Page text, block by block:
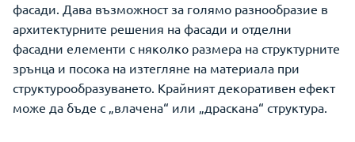
фасади. Дава възможност за голямо разнообразие в
архитектурните решения на фасади и отделни
фасадни елементи с няколко размера на структурните
зрънца и посока на изтегляне на материала при
структурообразуването. Крайният декоративен ефект
може да бъде с „влачена“ или „драскана“ структура.